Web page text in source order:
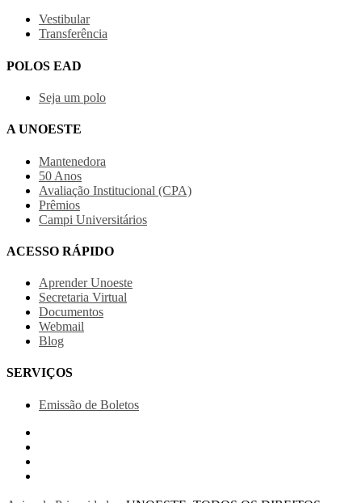
Vestibular
Transferência
POLOS EAD
Seja um polo
A UNOESTE
Mantenedora
50 Anos
Avaliação Institucional (CPA)
Prêmios
Campi Universitários
ACESSO RÁPIDO
Aprender Unoeste
Secretaria Virtual
Documentos
Webmail
Blog
SERVIÇOS
Emissão de Boletos